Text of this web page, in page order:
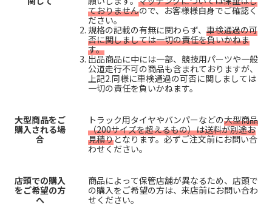
ておりませんので、お客様様自身でご確認く
ださい。
規格の記載の有無に関わらず、 車検通過の可
否に関しましては一切の責任を負いかねま
す。
出品商品に中には一部、競技用パーツや一般
公道走行不可の商品も含まれておりますが、
上記2.同様に車検通過の可否に関しましては
一切の責任を負いかねます。
大型商品をご
購入される場
合
トラック用タイヤやバンパーなどの大型商品
（200サイズを超えるもの）は送料が別途お
見積りとなります。必ずご注文前にお問い合
わせください。
店頭での購入
をご希望の方
へ
商品によって保管店舗が異なるため、店頭で
の購入をご希望の方は、来店前にお問い合わ
せください。